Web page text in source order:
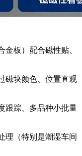
金板）配合磁性贴、
磁块颜色、位置直观
跟踪、多品种小批量
理（特别是潮湿车间